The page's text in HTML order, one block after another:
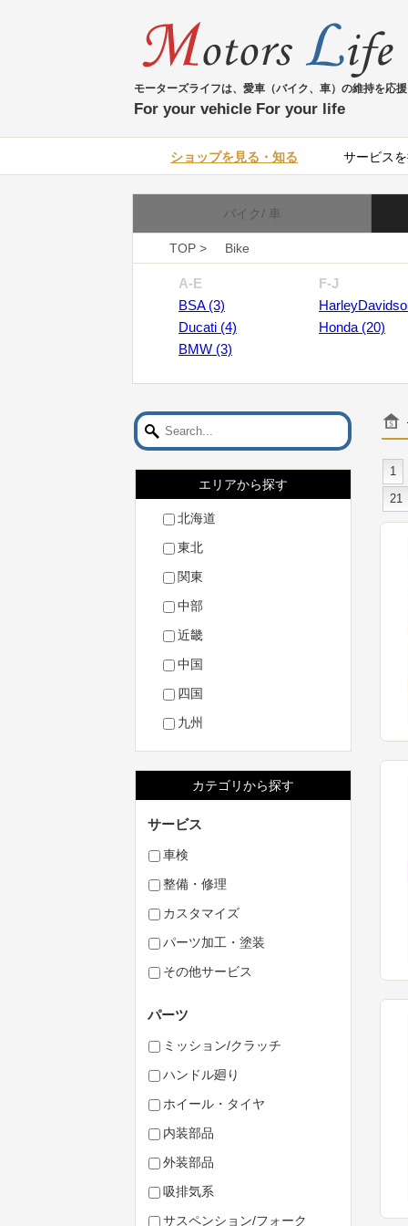
モーターズライフは、愛車（バイク、車）の維持を応援
For your vehicle For your life
ショップを見る・知る サービス
バイク/ 車
TOP > Bike
A-E
BSA (3)
Ducati (4)
BMW (3)
F-J
Honda (20)
エリアから探す
北海道
東北
関東
中部
近畿
中国
四国
九州
カテゴリから探す
サービス
車検
整備・修理
カスタマイズ
パーツ加工・塗装
その他サービス
パーツ
ミッション/クラッチ
ハンドル廻り
ホイール・タイヤ
内装部品
外装部品
吸排気系
サスペンション/フォーク
1
21